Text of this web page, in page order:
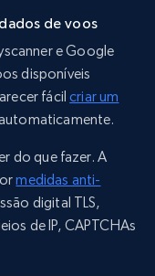
de voos
e Google
disponíveis
fácilcriar um
do que fazer. A
medidas anti-
digital TLS,
de IP, CAPTCHAs